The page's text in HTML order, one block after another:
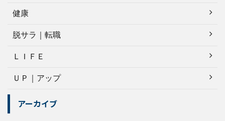
健康
脱サラ｜転職
ＬＩＦＥ
ＵＰ｜アップ
アーカイブ